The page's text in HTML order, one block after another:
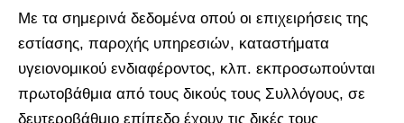
Με τα σημερινά δεδομένα οπού οι επιχειρήσεις της
εστίασης, παροχής υπηρεσιών, καταστήματα
υγειονομικού ενδιαφέροντος, κλπ. εκπροσωπούνται
πρωτοβάθμια από τους δικούς τους Συλλόγους, σε
δευτεροβάθμιο επίπεδο έχουν τις δικές τους